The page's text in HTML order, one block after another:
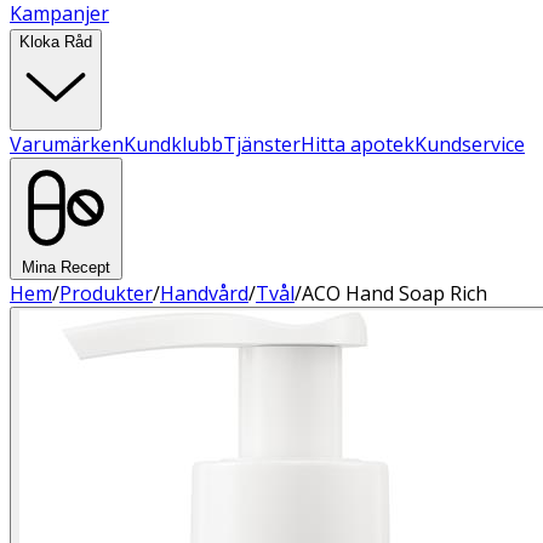
Kampanjer
Kloka Råd
VarumärkenKundklubbTjänsterHitta apotekKundservice
Mina Recept
Hem/Produkter/Handvård/Tvål/ACO Hand Soap Rich